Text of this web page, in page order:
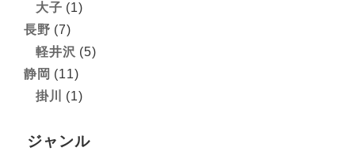
大子 (1)
長野 (7)
軽井沢 (5)
静岡 (11)
掛川
(1)
ジャンル